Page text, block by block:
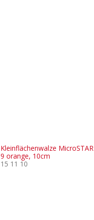
Kleinflächenwalze MicroSTAR
9 orange, 10cm
15 11 10